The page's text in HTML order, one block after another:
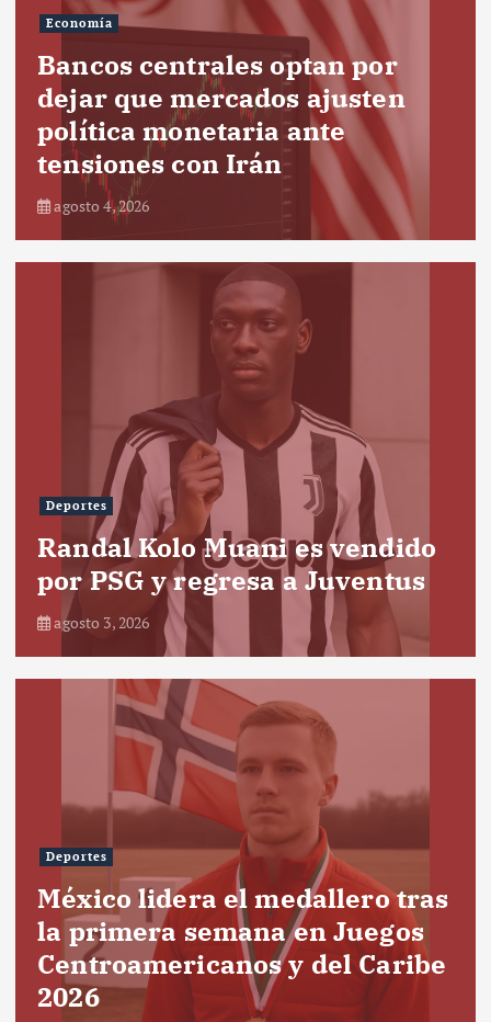
Economía
Bancos centrales optan por
dejar que mercados ajusten
política monetaria ante
tensiones con Irán
agosto 4, 2026
Deportes
Randal Kolo Muani es vendido
por PSG y regresa a Juventus
agosto 3, 2026
Deportes
México lidera el medallero tras
la primera semana en Juegos
Centroamericanos y del Caribe
2026